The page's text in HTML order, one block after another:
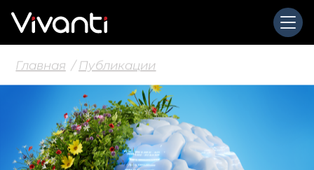
Главная Публикации